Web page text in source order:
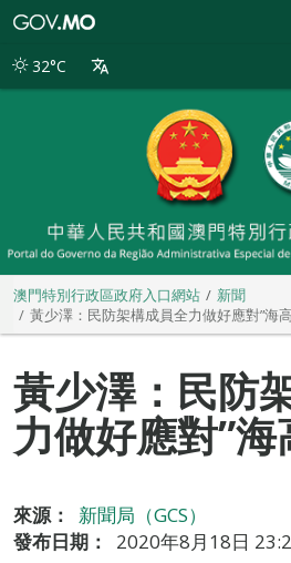
別
32°C
澳門特別行政區政府入口網站
新聞
黃少澤：民防架構成員全力做好應對”海
黃少澤：民防
力做好應對”
來源：
新聞局（GCS）
發布日期：
2020年8月18日